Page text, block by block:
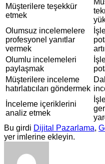
Müşterilere teşekkür
etmek
Olumsuz incelemelere
profesyonel yanıtlar
vermek
Olumlu incelemeleri
paylaşmak
Müşterilere inceleme
hatırlatıcıları göndermek
İnceleme içeriklerini
analiz etmek
Bu girdi Dijital Pazarlama,
yer imlerine ekleyin.